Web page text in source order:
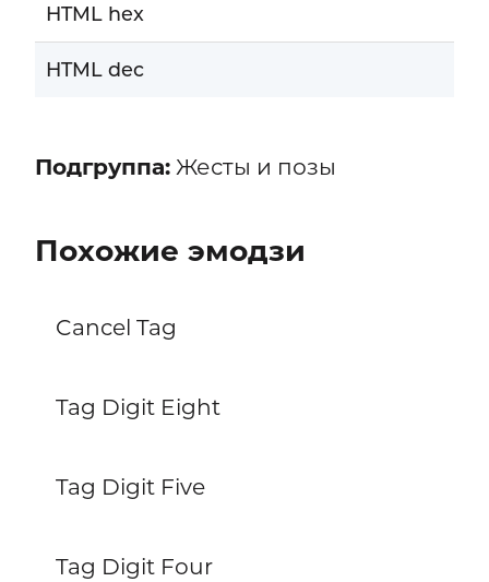
HTML hex
HTML dec
Подгруппа:Жесты и позы
Похожие эмодзи
Cancel Tag
Tag Digit Eight
Tag Digit Five
Tag Digit Four